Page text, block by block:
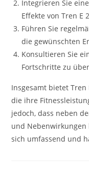
Integrieren Sie
Effekte von Tren E
Führen Sie
die gewünschten
Konsultieren Sie
Fortschritte zu
Insgesamt bietet
die ihre
jedoch, dass neben
und Nebenwirkungen
sich umfassend und